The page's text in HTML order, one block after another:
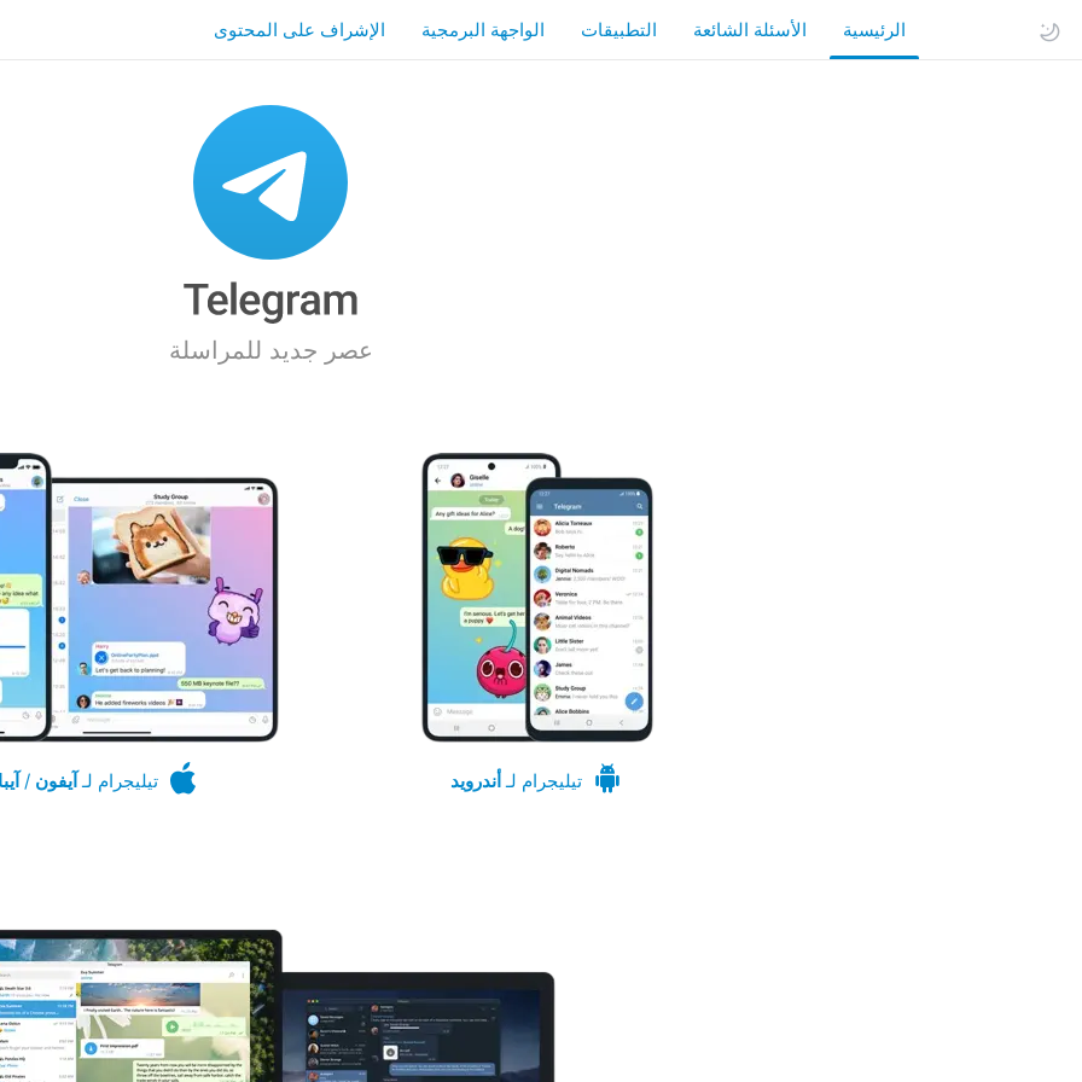
الرئيسية الأسئلة الشائعة التطبيقات الواجهة البرمجية الإشراف على المحتوى
عصر جديد للمراسلة
تيليجرام لـأندرويد تيليجرام لـآيفون /